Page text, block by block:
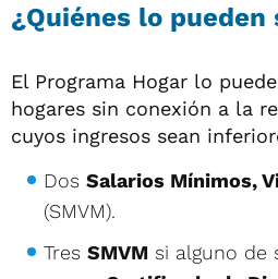
¿Quiénes lo
El Programa Hogar lo
hogares sin conexión a la
cuyos ingresos sean
Dos Salarios Mínimos,
(SMVM).
Tres SMVM si alguno de